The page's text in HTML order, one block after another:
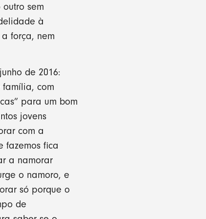
sem
à
força, nem
de 2016:
com
para um bom
jovens
com a
fazemos fica
a namorar
o namoro, e
só porque o
de